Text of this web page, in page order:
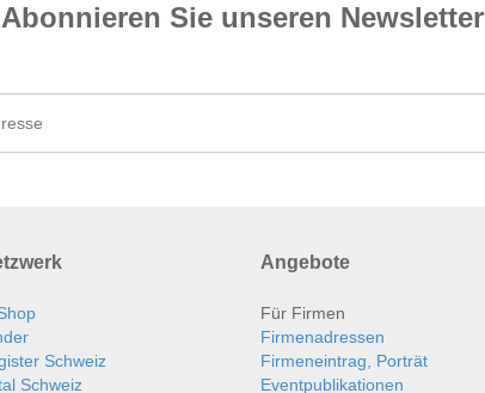
Abonnieren Sie unseren News­letter
Schweiz
Schweiz
Angebote
Für Firmen
Firmenadressen
Firmeneintrag, Porträt
Eventpublikationen